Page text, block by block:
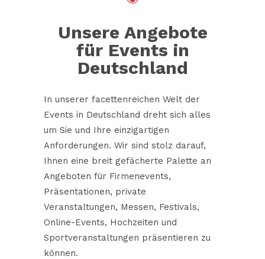
Unsere Angebote
für Events in
Deutschland
In unserer facettenreichen Welt der
Events in Deutschland dreht sich alles
um Sie und Ihre einzigartigen
Anforderungen. Wir sind stolz darauf,
Ihnen eine breit gefächerte Palette an
Angeboten für Firmenevents,
Präsentationen, private
Veranstaltungen, Messen, Festivals,
Online-Events, Hochzeiten und
Sportveranstaltungen präsentieren zu
können.